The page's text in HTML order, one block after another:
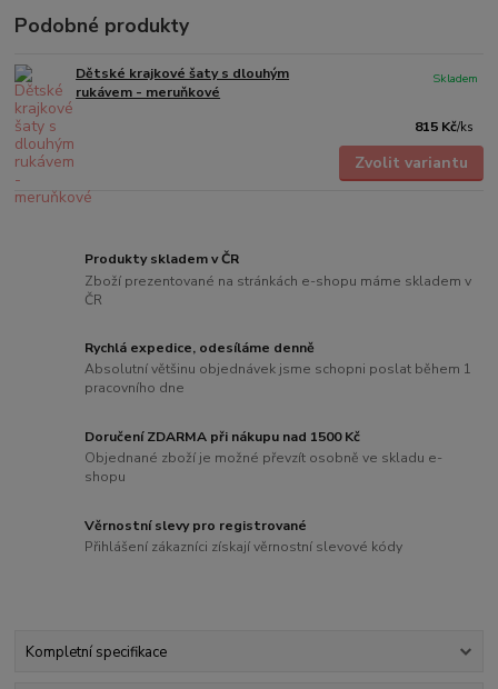
Podobné produkty
Dětské krajkové šaty s dlouhým
rukávem - meruňkové
815 Kč/ks
Skladem
Zvolit variantu
Produkty skladem v ČR
Zboží prezentované na stránkách e-shopu máme skladem v
ČR
Rychlá expedice, odesíláme denně
Absolutní většinu objednávek jsme schopni poslat během 1
pracovního dne
Doručení ZDARMA při nákupu nad 1500 Kč
Objednané zboží je možné převzít osobně ve skladu e-
shopu
Věrnostní slevy pro registrované
Přihlášení zákazníci získají věrnostní slevové kódy
Kompletní specifikace